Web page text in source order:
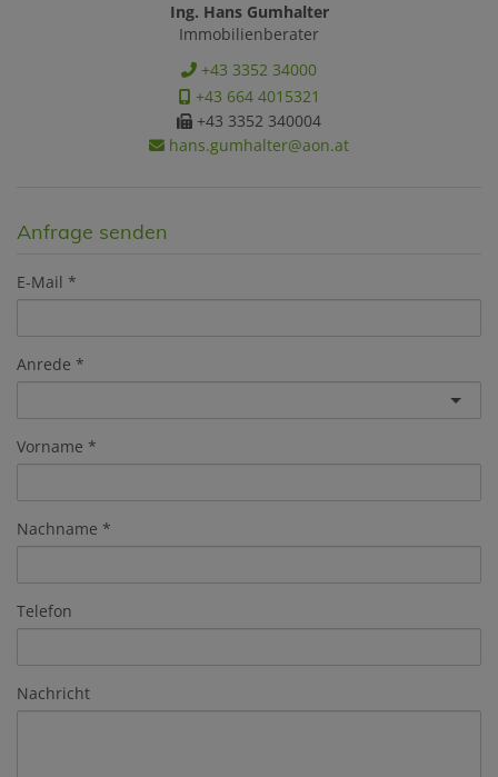
Ing. Hans Gumhalter
Immobilienberater
+43 3352 34000
+43 664 4015321
+43 3352 340004
hans.gumhalter@aon.at
Anfrage senden
E-Mail
Anrede
Vorname
Nachname
Telefon
Nachricht